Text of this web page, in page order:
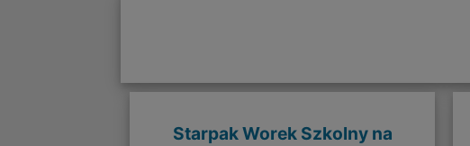
Starpak Worek Szkolny na